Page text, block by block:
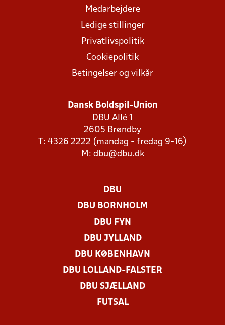
Medarbejdere
Ledige stillinger
Privatlivspolitik
Cookiepolitik
Betingelser og vilkår
Dansk Boldspil-Union
DBU Allé 1
2605 Brøndby
T: 4326 2222 (mandag - fredag 9-16)
M: dbu@dbu.dk
DBU
DBU BORNHOLM
DBU FYN
DBU JYLLAND
DBU KØBENHAVN
DBU LOLLAND-FALSTER
DBU SJÆLLAND
FUTSAL